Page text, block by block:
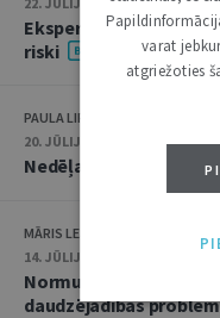
Ekspertu saruna jūlijā:
riski
PAULA LIPE
20. JŪLIJS 2026 • 16:05
Nedēļas notikumu
MĀRIS LEJA
14. JŪLIJS 2026
Normu konkurences
daudzējādības
varat
atgriežoties